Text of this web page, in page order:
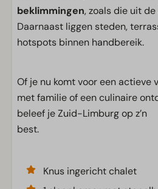
beklimmingen, zoals die uit de
Daarnaast liggen steden,
hotspots binnen handbereik.
Of je nu komt voor een actieve
met familie of een culinaire
beleef je Zuid-Limburg op z’n
best.
Knus ingericht chalet